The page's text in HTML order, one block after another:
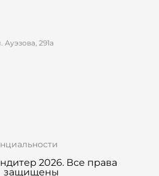
291а
2026. Все права
защищены